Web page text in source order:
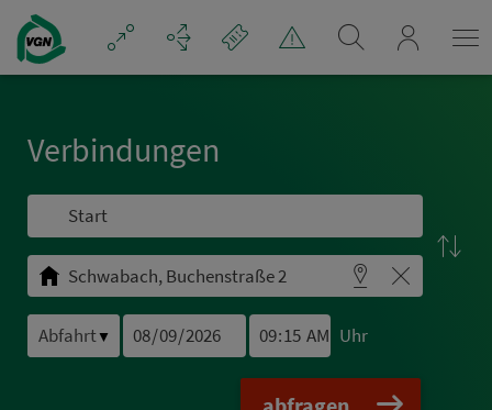
Navigation überspringen
Ver­bin­dungen
▼ Uhr